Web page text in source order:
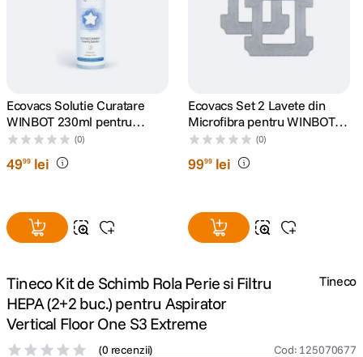
lavaliera
card memorie
9. insta 360
10. godox
Ecovacs Solutie Curatare
WINBOT 230ml pentru
W710/730/830/850/880/920
/930/950/X/W1PRO
(0)
4999 lei
Ecovacs Set 2 Lavete din
Microfibra pentru WINBOT
W2/W2 OMNI
(0)
9999 lei
Tineco Kit de Schimb Rola Perie si Filtru
HEPA (2+2 buc.) pentru Aspirator
Vertical Floor One S3 Extreme
(0 recenzii) Cod: 125070677
Tineco